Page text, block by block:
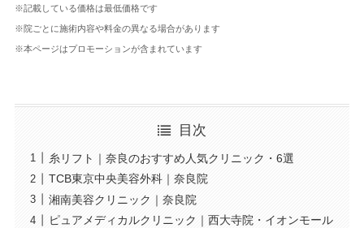
※記載している価格は最低価格です
※院ごとに施術内容や料金の異なる場合があります
※本ページはプロモーションが含まれています
目次
糸リフト｜奈良のおすすめ人気クリニック・6選
TCB東京中央美容外科｜奈良院
湘南美容クリニック｜奈良院
ピュアメディカルクリニック｜西大寺院・イオンモール